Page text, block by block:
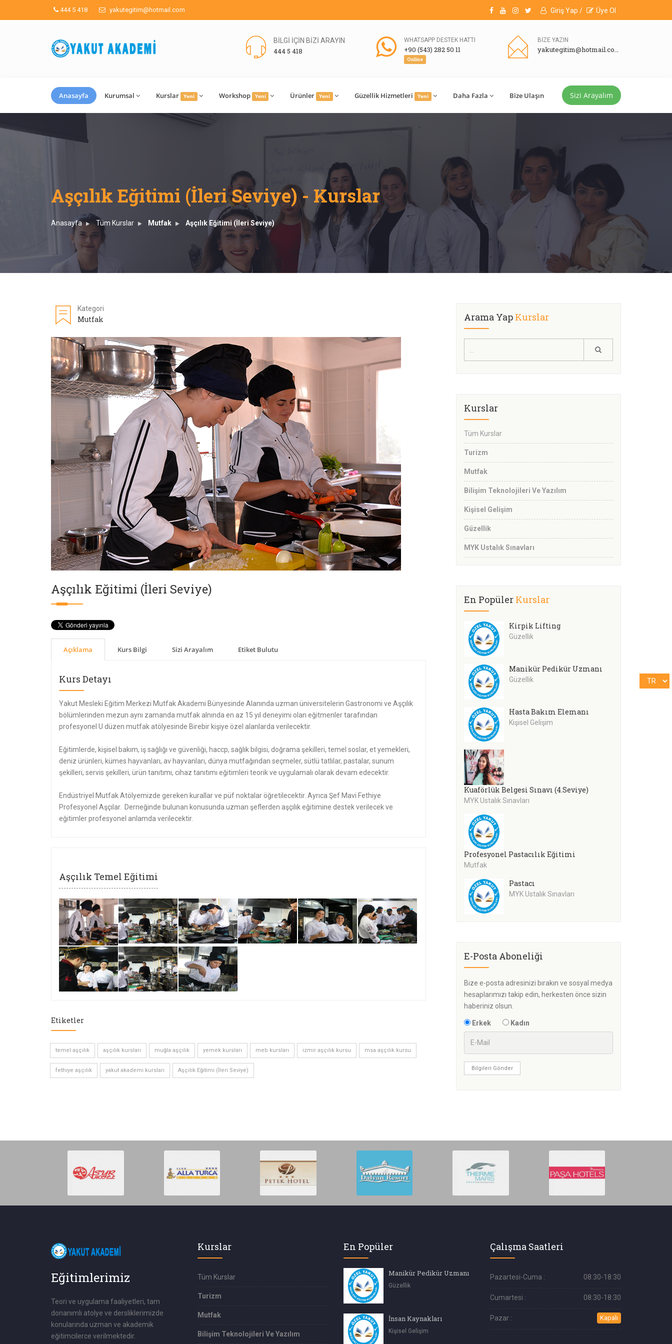
444 5 418 yakutegitim@hotmail.com Giriş Yap / Üye Ol
BİLGİ İÇİN BİZİ ARAYIN
444 5 418
WHATSAPP DESTEK HATTI
+90 (543) 282 50 11
Online
BİZE YAZIN
yakutegitim@hotmail.com
Anasayfa Kurumsal Kurslar Yeni Workshop Yeni Ürünler Yeni Güzellik Hizmetleri Yeni Daha Fazla Bize Ulaşın Sizi Arayalım
Aşçılık Eğitimi (İleri Seviye) - Kurslar
Anasayfa Tüm Kurslar Mutfak Aşçılık Eğitimi (İleri Seviye)
Kategori
Mutfak
Aşçılık Eğitimi (İleri Seviye)
Açıklama Kurs Bilgi Sizi Arayalım Etiket Bulutu
Kurs Detayı
Yakut Mesleki Eğitim Merkezi Mutfak Akademi Bünyesinde Alanında uzman üniversitelerin Gastronomi ve Aşçılık
bölümlerinden mezun aynı zamanda mutfak alnında en az 15 yıl deneyimi olan eğitmenler tarafından
profesyonel U düzen mutfak atölyesinde Birebir kişiye özel alanlarda verilecektir.
Eğitimlerde, kişisel bakım, iş sağlığı ve güvenliği, haccp, sağlık bilgisi, doğrama şekilleri, temel soslar, et yemekleri,
deniz ürünleri, kümes hayvanları, av hayvanları, dünya mutfağından seçmeler, sütlü tatlılar, pastalar, sunum
şekilleri, servis şekilleri, ürün tanıtımı, cihaz tanıtımı eğitimleri teorik ve uygulamalı olarak devam edecektir.
Endüstriyel Mutfak Atölyemizde gereken kurallar ve püf noktalar öğretilecektir. Ayrıca Şef Mavi Fethiye
Profesyonel Aşçılar. Derneğinde bulunan konusunda uzman şeflerden aşçılık eğitimine destek verilecek ve
eğitimler profesyonel anlamda verilecektir.
Aşçılık Temel Eğitimi
Etiketler
temel aşçılık aşçılık kursları muğla aşçılık yemek kursları meb kursları izmir aşçılık kursu msa aşçılık kursu
fethiye aşçılık yakut akademi kursları Aşçılık Eğitimi (İleri Seviye)
Arama Yap Kurslar
Kurslar
Tüm Kurslar
Turizm
Mutfak
Bilişim Teknolojileri Ve Yazılım
Kişisel Gelişim
Güzellik
MYK Ustalık Sınavları
En Popüler Kurslar
Kirpik Lifting
Güzellik
Manikür Pedikür Uzmanı
Güzellik
Hasta Bakım Elemanı
Kişisel Gelişim
Kuaförlük Belgesi Sınavı (4.Seviye)
MYK Ustalık Sınavları
Profesyonel Pastacılık Eğitimi
Mutfak
Pastacı
MYK Ustalık Sınavları
E-Posta Aboneliği
Bize e-posta adresinizi bırakın ve sosyal medya
hesaplarımızı takip edin, herkesten önce sizin
haberiniz olsun.
Erkek Kadın
Bilgileri Gönder
Eğitimlerimiz
Teori ve uygulama faaliyetleri, tam
donanımlı atolye ve dersliklerimizde
konularında uzman ve akademik
eğitimcilerce verilmektedir.
Kurslar
Tüm Kurslar
Turizm
Mutfak
Bilişim Teknolojileri Ve Yazılım
En Popüler
Manikür Pedikür Uzmanı
Güzellik
İnsan Kaynakları
Kişisel Gelişim
Çalışma Saatleri
Pazartesi-Cuma : 08:30-18:30
Cumartesi : 08:30-18:30
Pazar : Kapalı